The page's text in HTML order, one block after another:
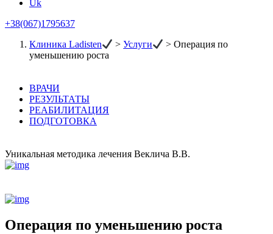
Uk
+38(067)1795637
Клиника Ladisten >Услуги >Операция по
уменьшению роста
ВРАЧИ
РЕЗУЛЬТАТЫ
РЕАБИЛИТАЦИЯ
ПОДГОТОВКА
Уникальная методика лечения Веклича В.В.
Операция по уменьшению роста